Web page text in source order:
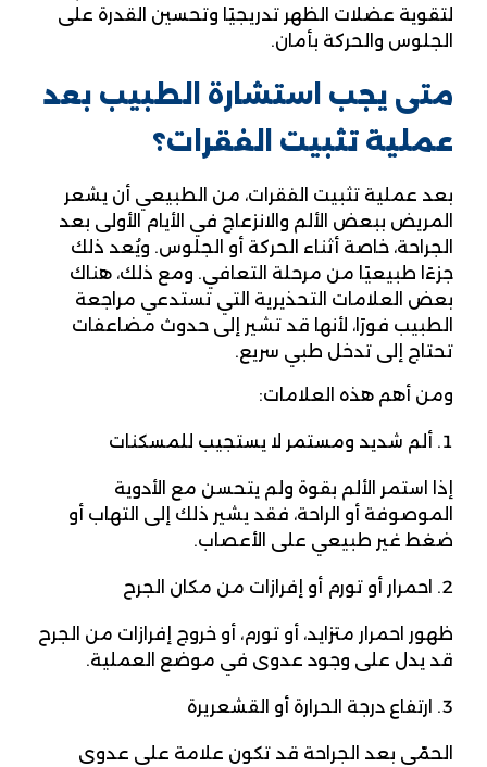
لتقوية عضلات الظهر تدريجيًا وتحسين القدرة على
الجلوس والحركة بأمان.
متى يجب استشارة الطبيب بعد
عملية تثبيت الفقرات؟
بعد عملية تثبيت الفقرات، من الطبيعي أن يشعر
المريض ببعض الألم والانزعاج في الأيام الأولى بعد
الجراحة، خاصة أثناء الحركة أو الجلوس. ويُعد ذلك
جزءًا طبيعيًا من مرحلة التعافي. ومع ذلك، هناك
بعض العلامات التحذيرية التي تستدعي مراجعة
الطبيب فورًا، لأنها قد تشير إلى حدوث مضاعفات
تحتاج إلى تدخل طبي سريع.
ومن أهم هذه العلامات:
ألم شديد ومستمر لا يستجيب للمسكنات
إذا استمر الألم بقوة ولم يتحسن مع الأدوية
الموصوفة أو الراحة، فقد يشير ذلك إلى التهاب أو
ضغط غير طبيعي على الأعصاب.
احمرار أو تورم أو إفرازات من مكان الجرح
ظهور احمرار متزايد، أو تورم، أو خروج إفرازات من الجرح
قد يدل على وجود عدوى في موضع العملية.
ارتفاع درجة الحرارة أو القشعريرة
الحمّى بعد الجراحة قد تكون علامة على عدوى